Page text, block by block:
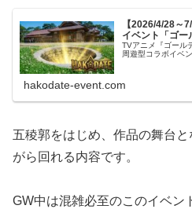
【2026/4/28～
イベント「ゴー
TVアニメ『ゴール
周遊型コラボイベン
hakodate-event.com
五稜郭をはじめ、作品の舞台
がら回れる内容です。
GW中は混雑必至のこのイベン